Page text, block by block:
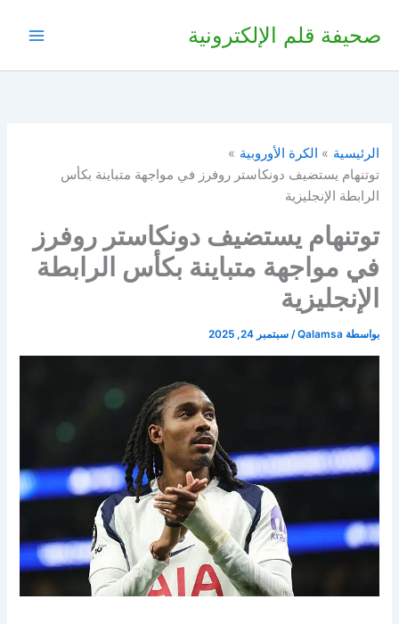
صحيفة قلم الإلكترونية
الرئيسية
الكرة الأوروبية
توتنهام يستضيف دونكاستر روفرز في مواجهة متباينة بكأس
الرابطة الإنجليزية
توتنهام يستضيف دونكاستر روفرز
في مواجهة متباينة بكأس الرابطة
الإنجليزية
بواسطة Qalamsa
/سبتمبر 24, 2025